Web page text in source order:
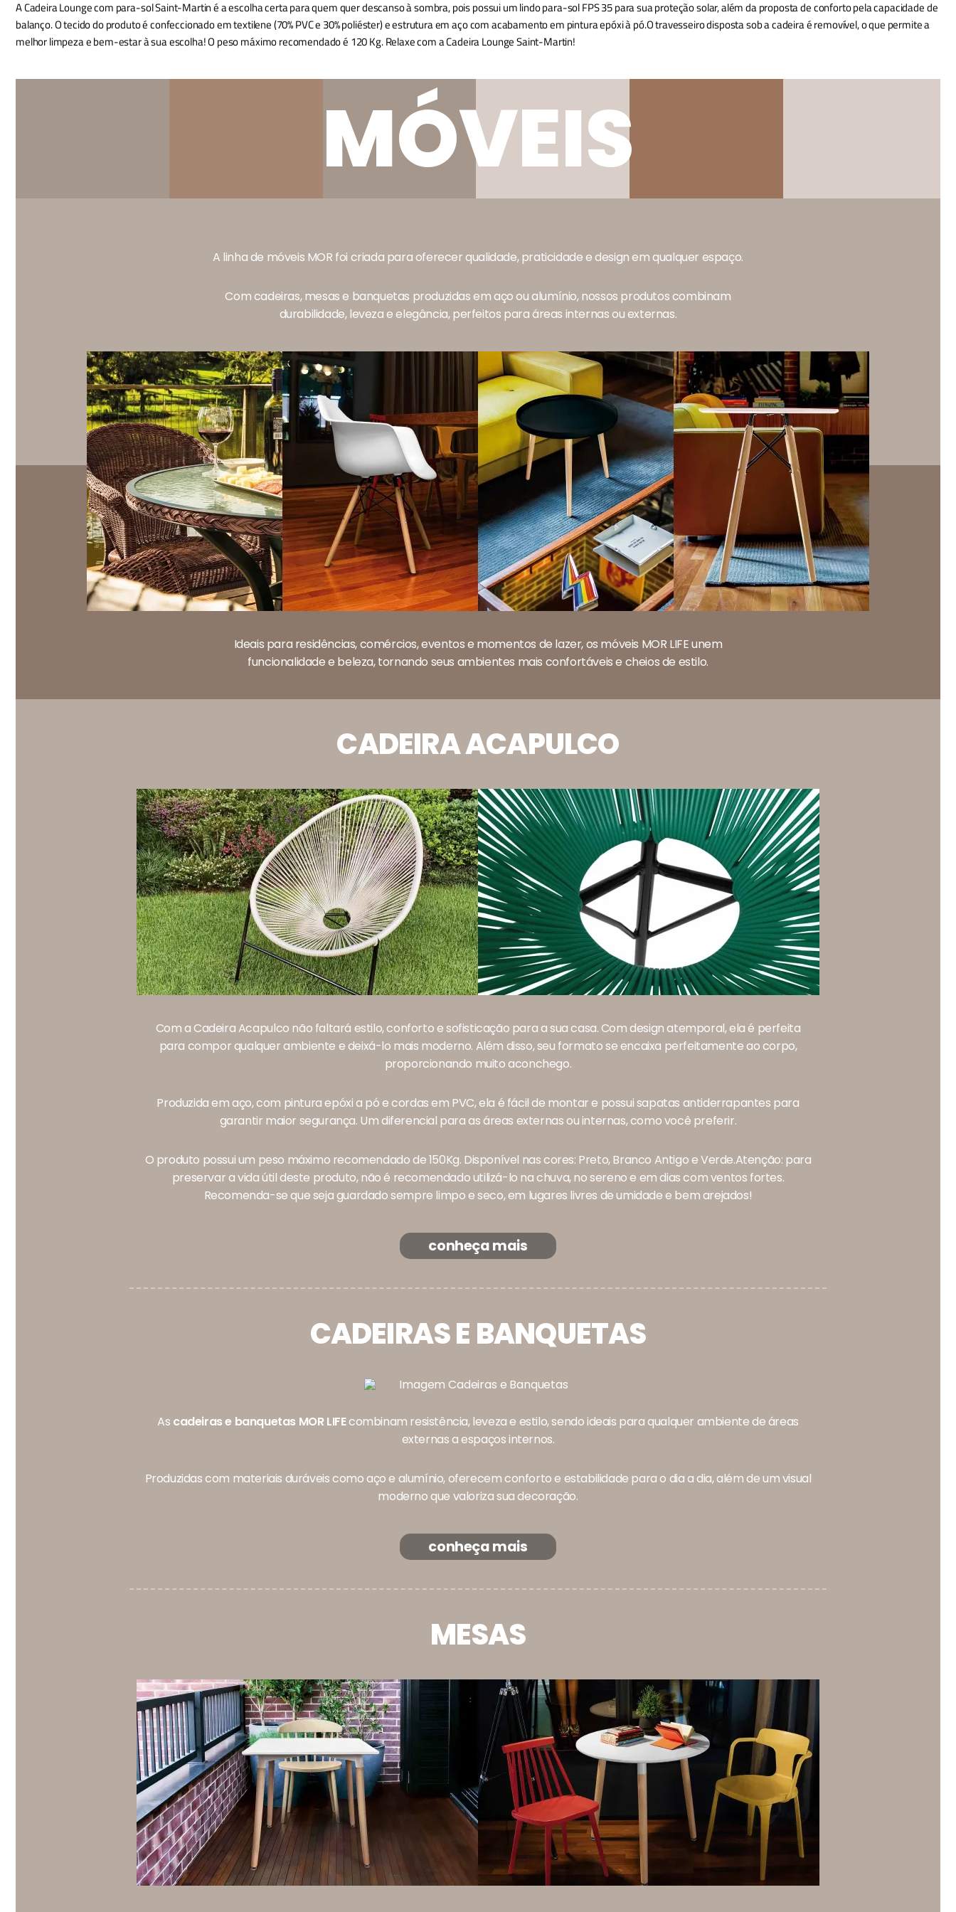
A Cadeira Lounge com para-sol Saint-Martin é a escolha certa para quem quer descanso à sombra, pois possui um lindo para-sol FPS 35 para sua proteção solar, além da proposta de conforto pela capacidade de
balanço. O tecido do produto é confeccionado em textilene (70% PVC e 30% poliéster) e estrutura em aço com acabamento em pintura epóxi à pó.O travesseiro disposta sob a cadeira é removível, o que permite a
melhor limpeza e bem-estar à sua escolha! O peso máximo recomendado é 120 Kg. Relaxe com a Cadeira Lounge Saint-Martin!
MÓVEIS
A linha de móveis MOR foi criada para oferecer qualidade, praticidade e design em qualquer espaço.
Com cadeiras, mesas e banquetas produzidas em aço ou alumínio, nossos produtos combinam
durabilidade, leveza e elegância, perfeitos para áreas internas ou externas.
Ideais para residências, comércios, eventos e momentos de lazer, os móveis MOR LIFE unem
funcionalidade e beleza, tornando seus ambientes mais confortáveis e cheios de estilo.
CADEIRA ACAPULCO
Com a Cadeira Acapulco não faltará estilo, conforto e sofisticação para a sua casa. Com design atemporal, ela é perfeita
para compor qualquer ambiente e deixá-lo mais moderno. Além disso, seu formato se encaixa perfeitamente ao corpo,
proporcionando muito aconchego.
Produzida em aço, com pintura epóxi a pó e cordas em PVC, ela é fácil de montar e possui sapatas antiderrapantes para
garantir maior segurança. Um diferencial para as áreas externas ou internas, como você preferir.
O produto possui um peso máximo recomendado de 150Kg. Disponível nas cores: Preto, Branco Antigo e Verde.Atenção: para
preservar a vida útil deste produto, não é recomendado utilizá-lo na chuva, no sereno e em dias com ventos fortes.
Recomenda-se que seja guardado sempre limpo e seco, em lugares livres de umidade e bem arejados!
conheça mais
CADEIRAS E BANQUETAS
As cadeiras e banquetas MOR LIFEcombinam resistência, leveza e estilo, sendo ideais para qualquer ambiente de áreas
externas a espaços internos.
Produzidas com materiais duráveis como aço e alumínio, oferecem conforto e estabilidade para o dia a dia, além de um visual
moderno que valoriza sua decoração.
conheça mais
MESAS